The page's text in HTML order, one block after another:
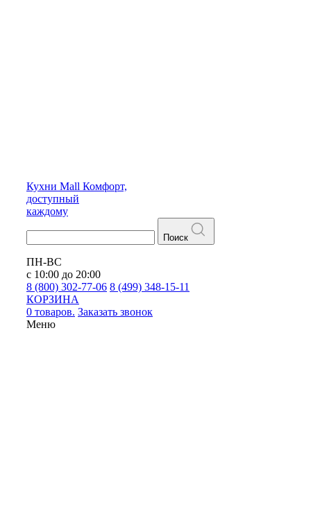
Кухни Mall Комфорт,
доступный
каждому
Поиск
ПН-ВС
с 10:00 до 20:00
8 (800) 302-77-06 8 (499) 348-15-11
КОРЗИНА
0 товаров. Заказать звонок
Меню